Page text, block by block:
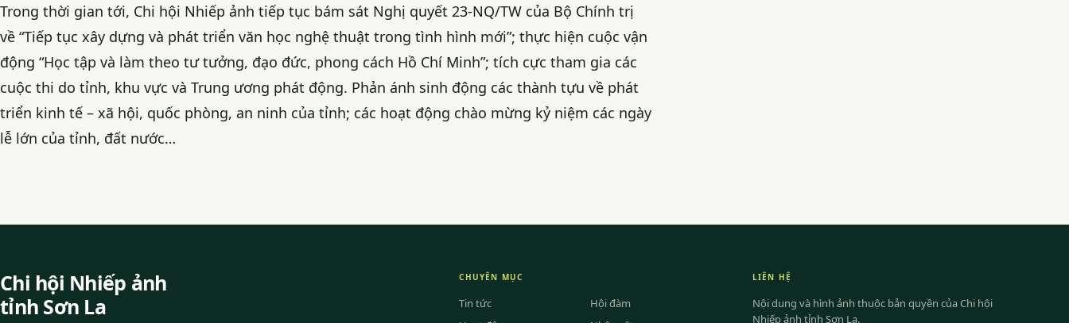
Trong thời gian tới, Chi hội Nhiếp ảnh tiếp tục bám sát Nghị quyết 23-NQ/TW của Bộ Chính trị
về “Tiếp tục xây dựng và phát triển văn học nghệ thuật trong tình hình mới”; thực hiện cuộc vận
động “Học tập và làm theo tư tưởng, đạo đức, phong cách Hồ Chí Minh”; tích cực tham gia các
cuộc thi do tỉnh, khu vực và Trung ương phát động. Phản ánh sinh động các thành tựu về phát
triển kinh tế – xã hội, quốc phòng, an ninh của tỉnh; các hoạt động chào mừng kỷ niệm các ngày
lễ lớn của tỉnh, đất nước…
Chi hội Nhiếp ảnh
tỉnh Sơn La
CHUYÊN MỤC
Tin tức
Hội đàm
LIÊN HỆ
Nội dung và hình ảnh thuộc bản quyền của Chi hội
Nhiếp ảnh tỉnh Sơn La.